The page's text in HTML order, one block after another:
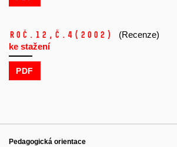
Roč.12, č.4 (2002)
(Recenze)
ke stažení
PDF
Pedagogická orientace